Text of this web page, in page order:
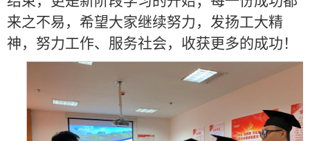
来之不易，希望大家继续努力，发扬工大精
神，努力工作、服务社会，收获更多的成功！